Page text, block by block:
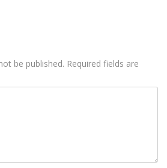
be published. Required fields are